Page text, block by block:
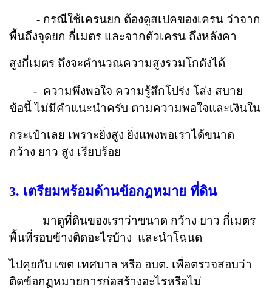
- กรณีใช้เครนยก ต้องดูสเปคของเครน ว่าจาก
พื้นถึงจุดยก กี่เมตร และจากตัวเครน ถึงหลังคา
สูงกี่เมตร ถึงจะคำนวณความสูงรวมโกดังได้
- ความพึงพอใจ ความรู้สึกโปร่ง โล่ง สบาย
ข้อนี้ ไม่มีคำแนะนำครับ ตามความพอใจและเงินใน
กระเป๋าเลย เพราะยิ่งสูง ยิ่งแพงพอเราได้ขนาด
กว้าง ยาว สูง เรียบร้อย
3. เตรียมพร้อมด้านข้อกฎหมาย ที่ดิน
มาดูที่ดินของเราว่าขนาด กว้าง ยาว กี่เมตร
พื้นที่รอบข้างติดอะไรบ้าง และนำโฉนด
ไปคุยกับ เขต เทศบาล หรือ อบต. เพื่อตรวจสอบว่า
ติดข้อกฏหมายการก่อสร้างอะไรหรือไม่